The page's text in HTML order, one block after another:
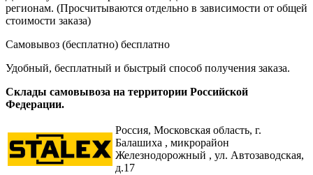
регионам. (Просчитываются отдельно в зависимости от общей
стоимости заказа)
Самовывоз (бесплатно) бесплатно
Удобный, бесплатный и быстрый способ получения заказа.
Склады самовывоза на территории Российской
Федерации.
Россия, Московская область, г.
Балашиха , микрорайон
Железнодорожный , ул. Автозаводская,
д.17